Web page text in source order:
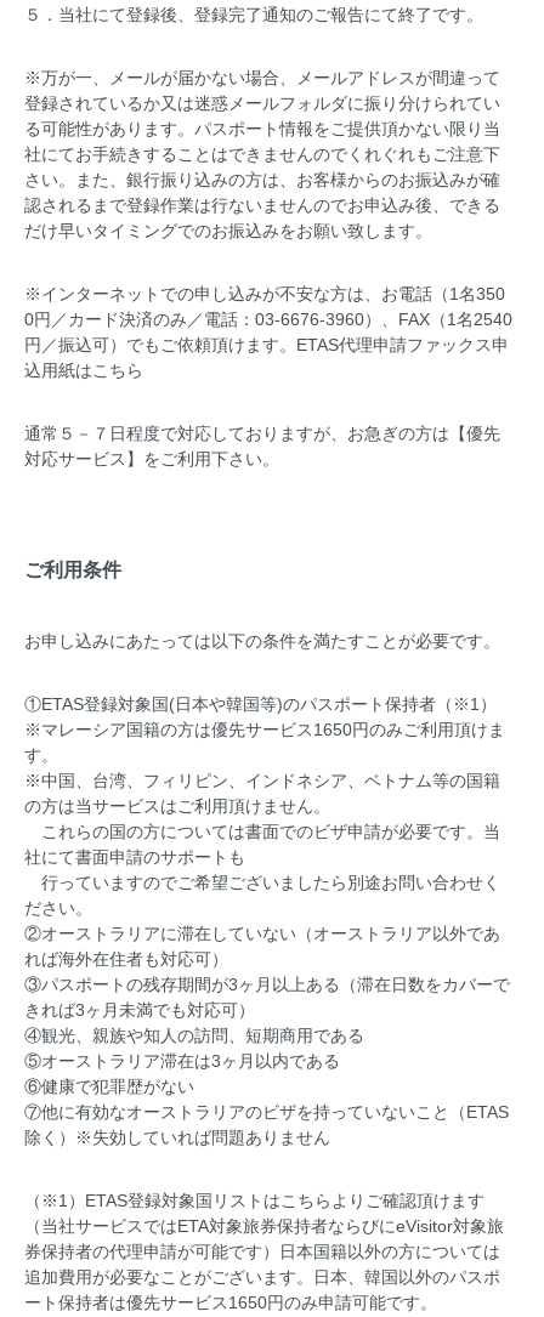
５．当社にて登録後、登録完了通知のご報告にて終了です。
※万が一、メールが届かない場合、メールアドレスが間違って
登録されているか又は迷惑メールフォルダに振り分けられてい
る可能性があります。パスポート情報をご提供頂かない限り当
社にてお手続きすることはできませんのでくれぐれもご注意下
さい。また、銀行振り込みの方は、お客様からのお振込みが確
認されるまで登録作業は行ないませんのでお申込み後、できる
だけ早いタイミングでのお振込みをお願い致します。
※インターネットでの申し込みが不安な方は、お電話（1名350
0円／カード決済のみ／電話：03-6676-3960）、FAX（1名2540
円／振込可）でもご依頼頂けます。 ETAS代理申請ファックス申
込用紙はこちら
通常５－７日程度で対応しておりますが、お急ぎの方は 【優先
対応サービス】 をご利用下さい。
ご利用条件
お申し込みにあたっては以下の条件を満たすことが必要です。
①ETAS登録対象国(日本や韓国等)のパスポート保持者（※1）
※マレーシア国籍の方は優先サービス1650円のみご利用頂けま
す。
※中国、台湾、フィリピン、インドネシア、ベトナム等の国籍
の方は当サービスはご利用頂けません。
これらの国の方については書面でのビザ申請が必要です。当
社にて書面申請のサポートも
行っていますのでご希望ございましたら別途お問い合わせく
ださい。
②オーストラリアに滞在していない（オーストラリア以外であ
れば海外在住者も対応可）
③パスポートの残存期間が3ヶ月以上ある（滞在日数をカバーで
きれば3ヶ月未満でも対応可）
④観光、親族や知人の訪問、短期商用である
⑤オーストラリア滞在は3ヶ月以内である
⑥健康で犯罪歴がない
⑦他に有効なオーストラリアのビザを持っていないこと（ETAS
除く）※失効していれば問題ありません
（※1）ETAS登録対象国リストはこちらよりご確認頂けます
（当社サービスではETA対象旅券保持者ならびにeVisitor対象旅
券保持者の代理申請が可能です）日本国籍以外の方については
追加費用が必要なことがございます。日本、韓国以外のパスポ
ート保持者は優先サービス1650円のみ申請可能です。